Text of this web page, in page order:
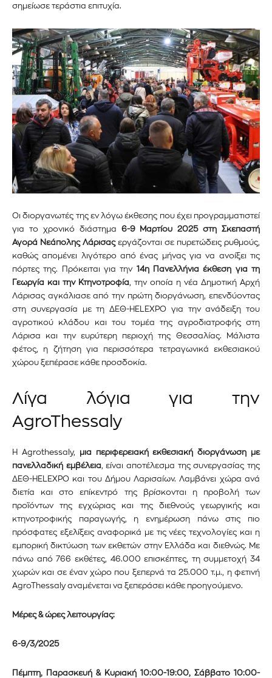
PetshopMarket.gr και
ενημερωθείτε πρώτοι για τα νέα
προϊόντα και τις εξελίξεις της
αγοράς.
Για να εγγραφείτε, απλώς εισάγετε τη διεύθυνση email σας
στον ιστότοπό μας ή κάντε κλικ στο κουμπί εγγραφής
παρακάτω. Μην ανησυχείτε, σεβόμαστε την ιδιωτικότητά σας
και δεν θα σας στείλουμε ανεπιθύμητα μηνύματα. Οι
πληροφορίες σας είναι ασφαλείς μαζί μας.
σημείωσε τεράστια επιτυχία.
Οι διοργανωτές της εν λόγω έκθεσης που έχει προγραμματιστεί
για το χρονικό διάστημα 6-9 Μαρτίου 2025 στη Σκεπαστή
Αγορά Νεάπολης Λάρισας εργάζονται σε πυρετώδεις ρυθμούς,
καθώς απομένει λιγότερο από ένας μήνας για να ανοίξει τις
πόρτες της. Πρόκειται για την 14η Πανελλήνια έκθεση για τη
Γεωργία και την Κτηνοτροφία, την οποία η νέα Δημοτική Αρχή
Λάρισας αγκάλιασε από την πρώτη διοργάνωση, επενδύοντας
στη συνεργασία με τη ΔΕΘ-HELEXPO για την ανάδειξη του
αγροτικού κλάδου και του τομέα της αγροδιατροφής στη
Λάρισα και την ευρύτερη περιοχή της Θεσσαλίας. Μάλιστα
φέτος, η ζήτηση για περισσότερα τετραγωνικά εκθεσιακού
χώρου ξεπέρασε κάθε προσδοκία.
Λίγα λόγια για την
AgroThessaly
Η Agrothessaly, μια περιφερειακή εκθεσιακήδιοργάνωση με
πανελλαδική εμβέλεια, είναι αποτέλεσμα της συνεργασίας της
ΔΕΘ-HELEXPO και του Δήμου Λαρισαίων. Λαμβάνει χώρα ανά
διετία και στο επίκεντρό της βρίσκονται η προβολή των
προϊόντων της εγχώριας και της διεθνούς γεωργικής και
κτηνοτροφικής παραγωγής, η ενημέρωση πάνω στις πιο
πρόσφατες εξελίξεις αναφορικά με τις νέες τεχνολογίες και η
εμπορική δικτύωση των εκθετών στην Ελλάδα και διεθνώς. Με
πάνω από766 εκθέτες, 46.000 επισκέπτες, τη συμμετοχή 34
χωρών και σε έναν χώρο που ξεπερνά τα 25.000 τ.μ., η φετινή
AgroThessaly αναμένεται να ξεπεράσει κάθε προηγούμενο.
Μέρες & ώρες λειτουργίας:
6-9/3/2025
Πέμπτη, Παρασκευή & Κυριακή 10:00-19:00, Σάββατο 10:00-